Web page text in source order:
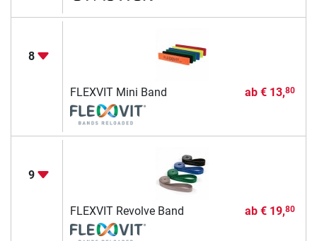
8
FLEXVIT Mini Band ab € 13,80
9
FLEXVIT Revolve Band ab € 19,80